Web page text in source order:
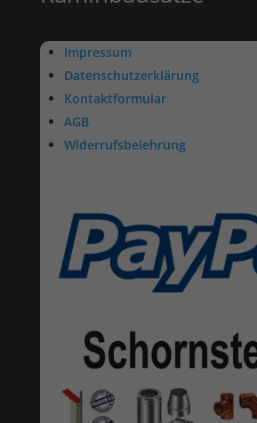
Impressum
Datenschutzerklärung
Kontaktformular
AGB
Widerrufsbelehrung